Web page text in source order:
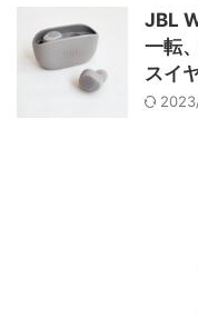
JBL
一転
スイ